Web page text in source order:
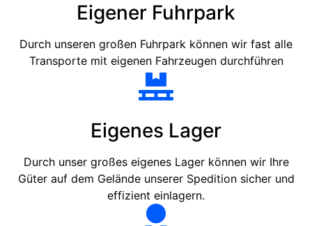
Eigener Fuhrpark
Durch unseren großen Fuhrpark können wir fast alle
Transporte mit eigenen Fahrzeugen durchführen
Eigenes Lager
Durch unser großes eigenes Lager können wir Ihre
Güter auf dem Gelände unserer Spedition sicher und
effizient einlagern.